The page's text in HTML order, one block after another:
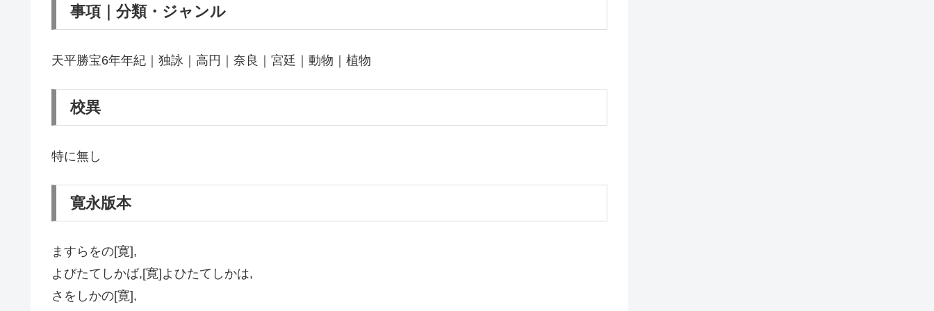
事項｜分類・ジャンル
天平勝宝6年年紀｜独詠｜高円｜奈良｜宮廷｜動物｜植物
校異
特に無し
寛永版本
ますらをの[寛],
よびたてしかば,[寛]よひたてしかは,
さをしかの[寛],